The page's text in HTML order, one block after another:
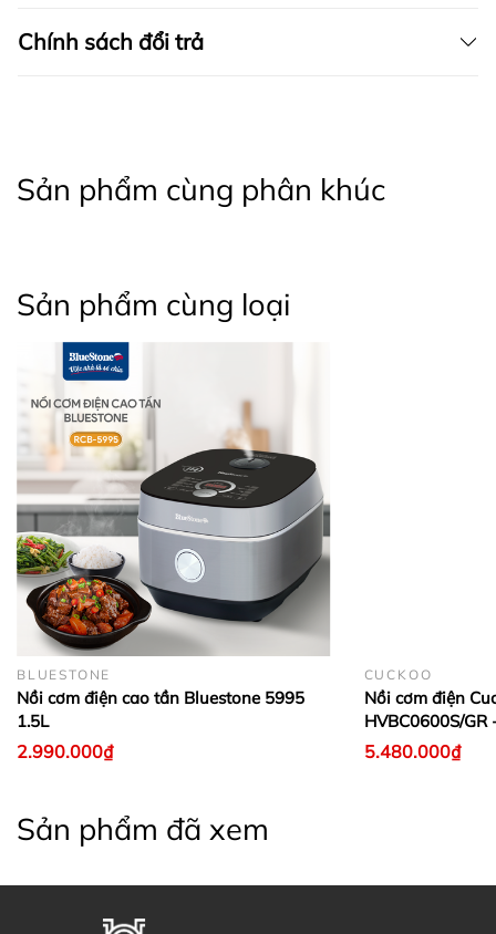
Chính sách đổi trả
Sản phẩm cùng phân khúc
Sản phẩm cùng loại
BLUESTONE
Nồi cơm điện cao tần Bluestone 5995
1.5L
2.990.000₫
CUCKOO
Nồi cơm điện
HVBC0600S/GR
5.480.000₫
Sản phẩm đã xem